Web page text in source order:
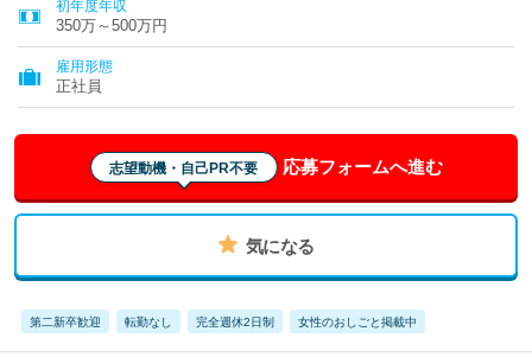
初年度年収
350万～500万円
雇用形態
正社員
志望動機・自己PR不要 応募フォームへ進む
気になる
第二新卒歓迎 転勤なし 完全週休2日制 女性のおしごと掲載中